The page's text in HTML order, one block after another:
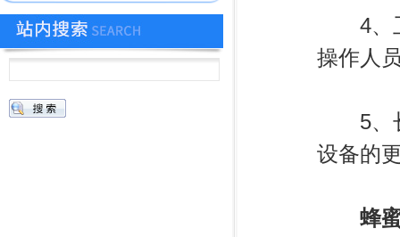
4、卫
操作人
5、长
设备的
蜂